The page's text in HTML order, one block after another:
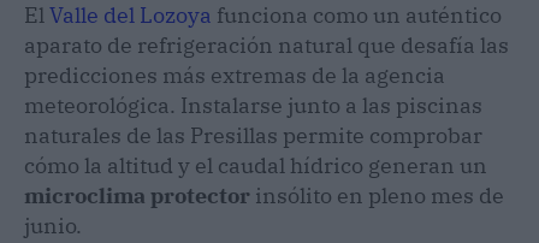
ElValle del Lozoya funciona como un auténtico
aparato de refrigeración natural que desafía las
predicciones más extremas de la agencia
meteorológica. Instalarse junto a las piscinas
naturales de las Presillas permite comprobar
cómo la altitud y el caudal hídrico generan un
microclima protector insólito en pleno mes de
junio.